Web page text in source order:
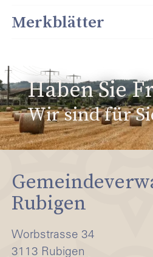
Merkblätter
Haben Sie
Wir sind für
Rubigen
Worbstrasse 34
3113 Rubigen